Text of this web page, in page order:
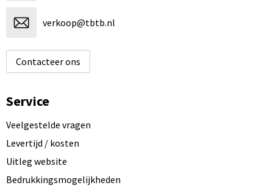
verkoop@tbtb.nl
Contacteer ons
Service
Veelgestelde vragen
Levertijd / kosten
Uitleg website
Bedrukkingsmogelijkheden